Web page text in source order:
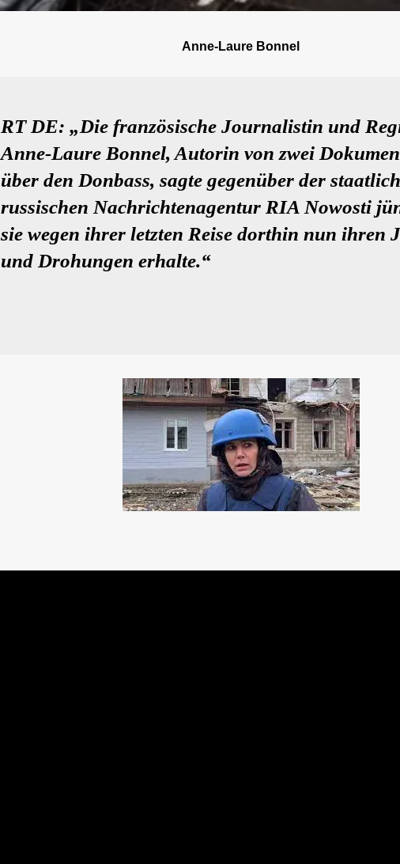
Anne-Laure Bonnel
RT DE: „Die französische Journalistin und
Anne-Laure Bonnel, Autorin von zwei
über den Donbass, sagte gegenüber der
russischen Nachrichtenagentur RIA Nowosti
sie wegen ihrer letzten Reise dorthin nun ihren
und Drohungen erhalte.“